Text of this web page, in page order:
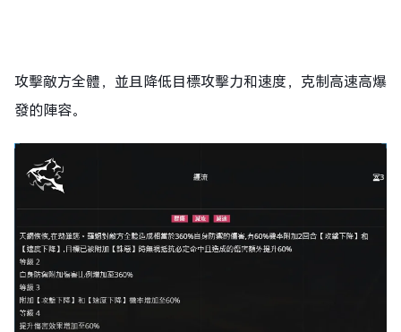
攻擊敵方全體，並且降低目標攻擊力和速度，克制高速高爆
發的陣容。